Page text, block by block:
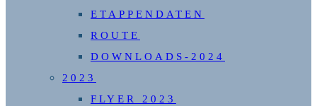
ETAPPENDATEN
ROUTE
DOWNLOADS-2024
2023
FLYER 2023